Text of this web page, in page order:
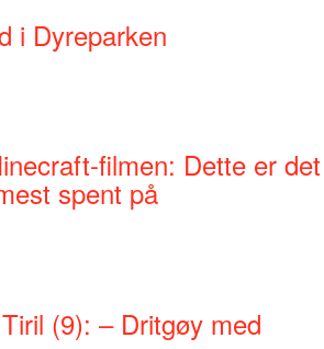
i Dyreparken
filmen: Dette er det
spent på
(9): – Dritgøy med